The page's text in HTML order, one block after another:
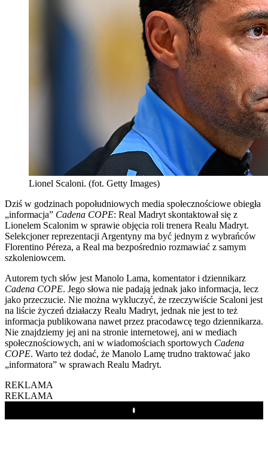
Lionel Scaloni. (fot. Getty Images)
Dziś w godzinach popołudniowych media społecznościowe obiegła
„informacja” Cadena COPE: Real Madryt skontaktował się z
Lionelem Scalonim w sprawie objęcia roli trenera Realu Madryt.
Selekcjoner reprezentacji Argentyny ma być jednym z wybrańców
Florentino Péreza, a Real ma bezpośrednio rozmawiać z samym
szkoleniowcem.
Autorem tych słów jest Manolo Lama, komentator i dziennikarz
Cadena COPE. Jego słowa nie padają jednak jako informacja, lecz
jako przeczucie. Nie można wykluczyć, że rzeczywiście Scaloni jest
na liście życzeń działaczy Realu Madryt, jednak nie jest to też
informacja publikowana nawet przez pracodawcę tego dziennikarza.
Nie znajdziemy jej ani na stronie internetowej, ani w mediach
społecznościowych, ani w wiadomościach sportowych Cadena
COPE. Warto też dodać, że Manolo Lamę trudno traktować jako
„informatora” w sprawach Realu Madryt.
REKLAMA
REKLAMA
Play